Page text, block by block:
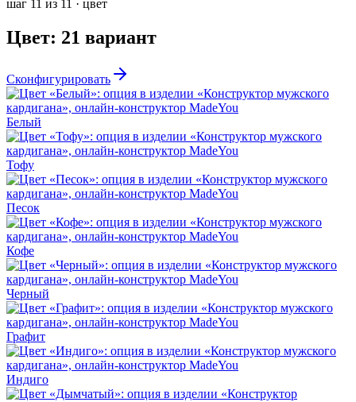
шаг 11 из 11 · цвет
Цвет: 21 вариант
Сконфигурировать
Белый
Тофу
Песок
Кофе
Черный
Графит
Индиго